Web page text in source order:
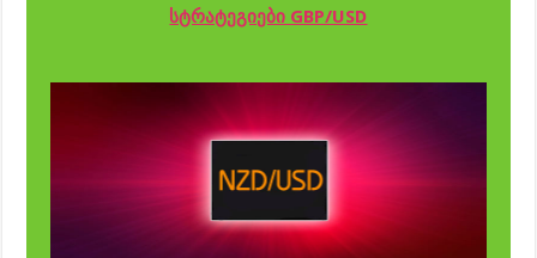
სტრატეგიები GBP/USD